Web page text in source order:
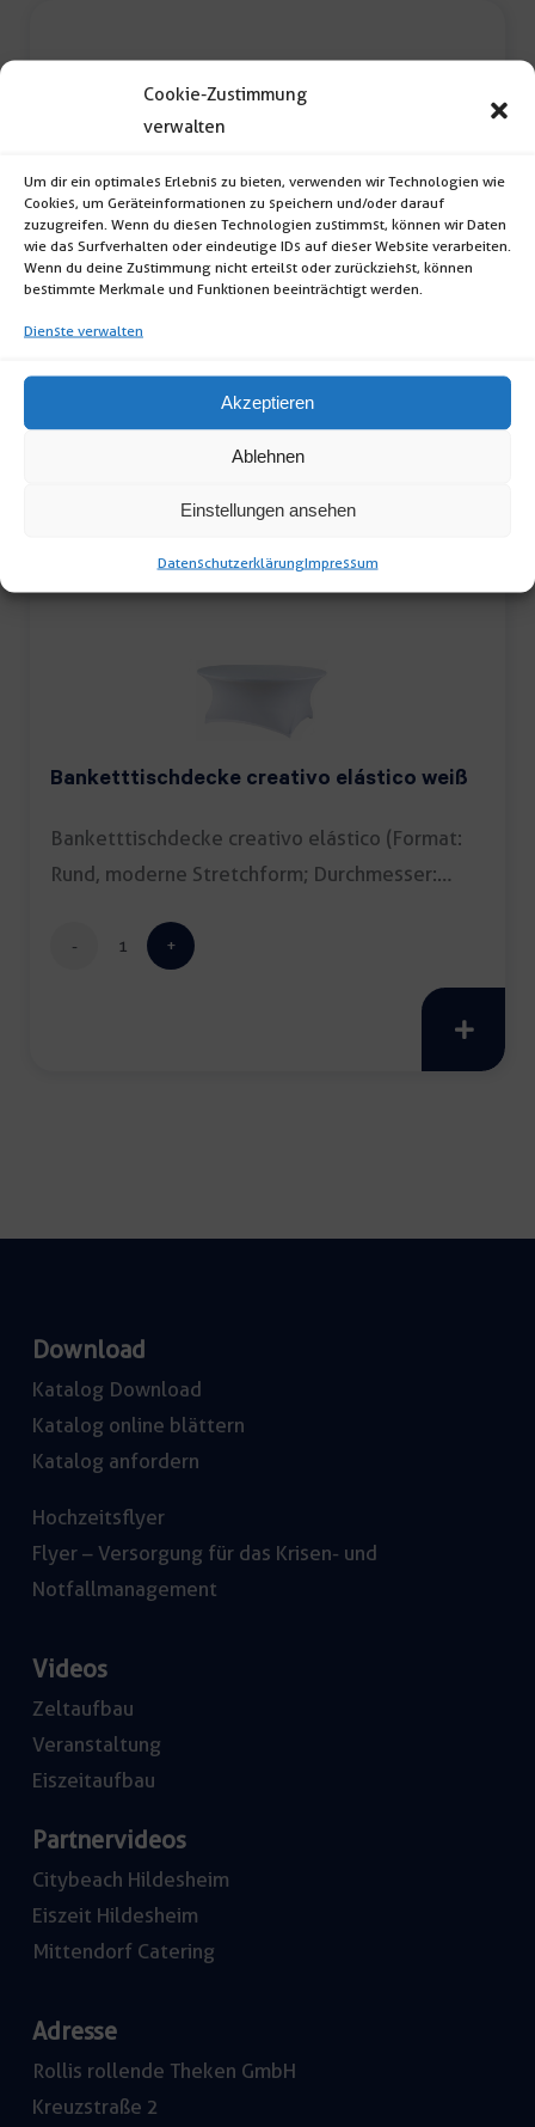
Cookie-Zustimmung
verwalten
Um dir ein optimales Erlebnis zu bieten, verwenden wir Technologien wie
Cookies, um Geräteinformationen zu speichern und/oder darauf
zuzugreifen. Wenn du diesen Technologien zustimmst, können wir Daten
wie das Surfverhalten oder eindeutige IDs auf dieser Website verarbeiten.
Wenn du deine Zustimmung nicht erteilst oder zurückziehst, können
bestimmte Merkmale und Funktionen beeinträchtigt werden.
Dienste verwalten
Akzeptieren
Ablehnen
Einstellungen ansehen
DatenschutzerklärungImpressum
Tischdecke 280x130cm
Tischdecke (Format: rechteckig; Farbe: weiß;
Maße: 280 x 130cm) inkl. […]
Tischdecke
Banketttischdecke creativo elástico weiß
Banketttischdecke creativo elástico (Format:
Rund, moderne Stretchform; Durchmesser:
Banketttischdecke
Download
Katalog Download
Katalog online blättern
Katalog anfordern
Hochzeitsflyer
Flyer – Versorgung für das Krisen- und
Notfallmanagement
Videos
Zeltaufbau
Veranstaltung
Eiszeitaufbau
Partnervideos
Citybeach Hildesheim
Eiszeit Hildesheim
Mittendorf Catering
Adresse
Rollis rollende Theken GmbH
Kreuzstraße 2